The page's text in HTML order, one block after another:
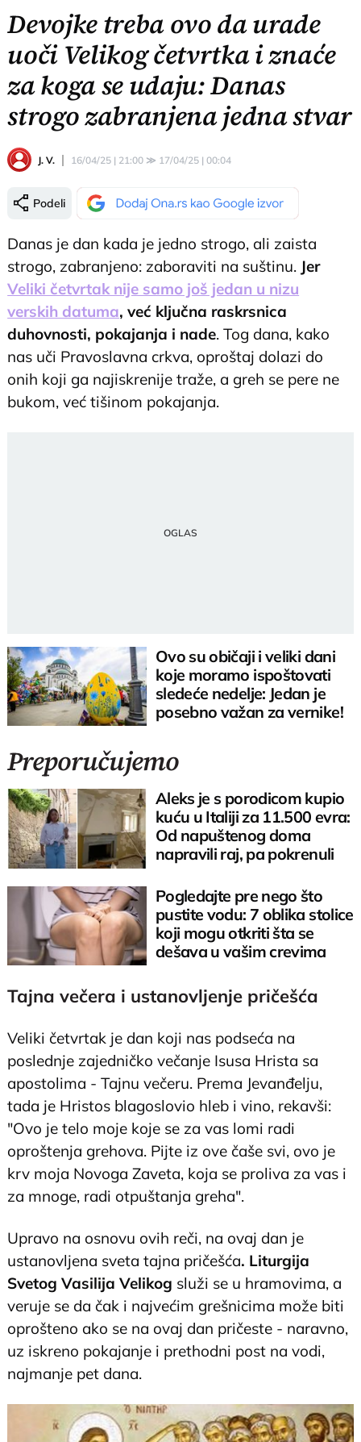
Devojke treba ovo da urade
uoči Velikog četvrtka i znaće
za koga se udaju: Danas
strogo zabranjena jedna stvar
J. V. 16/04/25 | 21:00 ≫ 17/04/25 | 00:04
Podeli
Danas je dan kada je jedno strogo, ali zaista
strogo, zabranjeno: zaboraviti na suštinu. Jer
Veliki četvrtak nije samo još jedan u nizu
verskih datuma, već ključna raskrsnica
duhovnosti, pokajanja i nade. Tog dana, kako
nas uči Pravoslavna crkva, oproštaj dolazi do
onih koji ga najiskrenije traže, a greh se pere ne
bukom, već tišinom pokajanja.
Ovo su običaji i veliki dani
koje moramo ispoštovati
sledeće nedelje: Jedan je
posebno važan za vernike!
Preporučujemo
Aleks je s porodicom kupio
kuću u Italiji za 11.500 evra:
Od napuštenog doma
napravili raj, pa pokrenuli
Pogledajte pre nego što
pustite vodu: 7 oblika stolice
koji mogu otkriti šta se
dešava u vašim crevima
Tajna večera i ustanovljenje pričešća
Veliki četvrtak je dan koji nas podseća na
poslednje zajedničko večanje Isusa Hrista sa
apostolima - Tajnu večeru. Prema Jevanđelju,
tada je Hristos blagoslovio hleb i vino, rekavši:
"Ovo je telo moje koje se za vas lomi radi
oproštenja grehova. Pijte iz ove čaše svi, ovo je
krv moja Novoga Zaveta, koja se proliva za vas i
za mnoge, radi otpuštanja greha".
Upravo na osnovu ovih reči, na ovaj dan je
ustanovljena sveta tajna pričešća. Liturgija
Svetog Vasilija Velikog služi se u hramovima, a
veruje se da čak i najvećim grešnicima može biti
oprošteno ako se na ovaj dan pričeste - naravno,
uz iskreno pokajanje i prethodni post na vodi,
najmanje pet dana.